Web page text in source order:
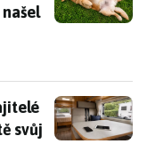
karavanů
svůj